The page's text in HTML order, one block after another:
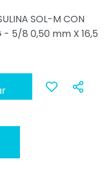
SOL-M CON
- 5/8 0,50 mm X 16,5